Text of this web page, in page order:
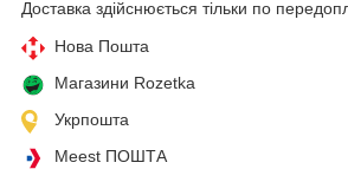
Доставка здійснюється тільки по
Нова Пошта
Магазини Rozetka
Укрпошта
Meest ПОШТА